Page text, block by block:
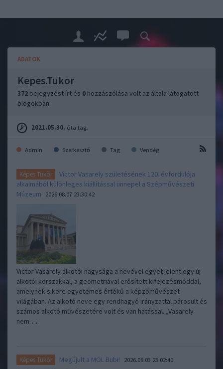
ADATOK
Kepes.Tukor
372 bejegyzést írt és 0 hozzászólása volt az általa látogatott
blogokban.
2021.05.30. óta tag.
Admin Szerkesztő Tag Vendég
Képes Tükör
Victor Vasarely születésének 120. évfordulója
alkalmából különleges kiállítással ünnepel a Szépművészeti
Múzeum
2026.08.07 23:30:42
Victor Vasarely alkotói nagysága a nevével egyet jelent egy új
alkotói korszakkal, a geometriával erősített kifejezésmóddal,
amelynek sikere egyetemes értékű a képzőművészet
világában. Az alkotó neve egy rendhagyó irányzattal párosult és
számos alkotó művészetére volt és van hatással. „Vasarely
nem…..
Képes Tükör Megújult a MOL Bubi! 2026.08.03 23:02:40